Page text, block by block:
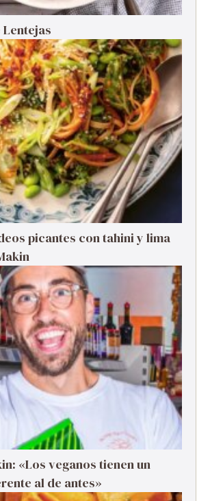
Lentejas
picantes con tahini y lima
«Los veganos tienen un
al de antes»